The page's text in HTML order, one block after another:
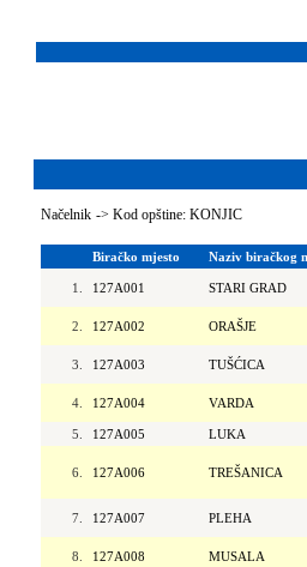
Načelnik -> Kod opštine: KONJIC
Biračko mjesto Naziv biračkog
1. 127A001 STARI GRAD
2. 127A002 ORAŠJE
3. 127A003 TUŠĆICA
4. 127A004 VARDA
5.
127A005 LUKA
6. 127A006 TREŠANICA
7. 127A007 PLEHA
8. 127A008 MUSALA